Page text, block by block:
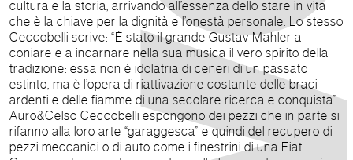
cultura e la storia, arrivando all’essenza dello stare in vita
che è la chiave per la dignità e l’onestà personale. Lo stesso
Ceccobelli scrive: “È stato il grande Gustav Mahler a
coniare e a incarnare nella sua musica il vero spirito della
tradizione: essa non è idolatria di ceneri di un passato
estinto, ma è l’opera di riattivazione costante delle braci
ardenti e delle fiamme di una secolare ricerca e conquista”.
Auro&Celso Ceccobelli espongono dei pezzi che in parte si
rifanno alla loro arte “garaggesca” e quindi del recupero di
pezzi meccanici o di auto come i finestrini di una Fiat